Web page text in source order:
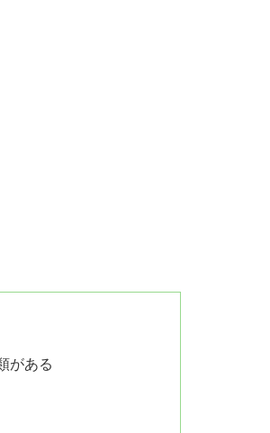
がある